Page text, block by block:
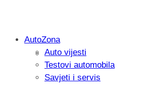
Savjetujemo: Što
AutoZona
Auto vijesti
Testovi automobila
Savjeti i servis